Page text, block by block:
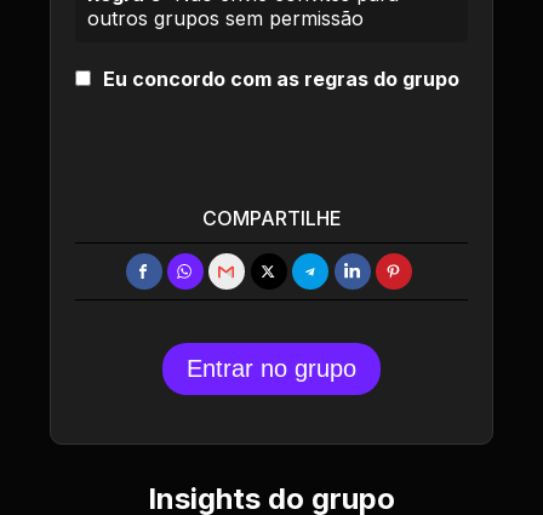
outros grupos sem permissão
Eu concordo com as regras do grupo
COMPARTILHE
Entrar no grupo
Insights do grupo